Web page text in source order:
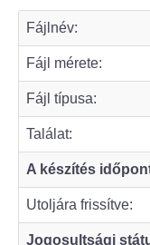
Bölcske
Bölcske
Mi újság
Értéktár
Turizmus
Fájlnév:
Fájl mérete:
Fájl típusa:
Találat:
A készítés
Utoljára frissítve:
Jogosultsági